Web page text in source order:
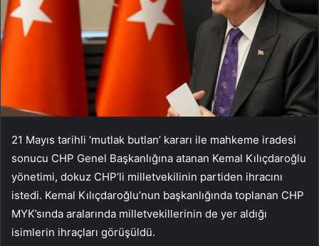
21 Mayıs tarihli ‘mutlak butlan’ kararı ile mahkeme iradesi
sonucu CHP Genel Başkanlığına atanan Kemal Kılıçdaroğlu
yönetimi, dokuz CHP’li milletvekilinin partiden ihracını
istedi. Kemal Kılıçdaroğlu’nun başkanlığında toplanan CHP
MYK’sında aralarında milletvekillerinin de yer aldığı
isimlerin ihraçları görüşüldü.